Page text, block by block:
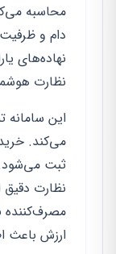
محاسبه
دام و
نهاده‌های
نظارت
این سامانه
می‌کند.
ثبت می‌شود.
نظارت
مصرف‌کننده
ارزش باعث